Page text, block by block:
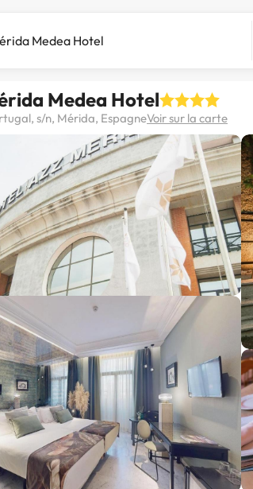
Medea Hotel
s/n, Mérida, EspagneVoir sur la carte